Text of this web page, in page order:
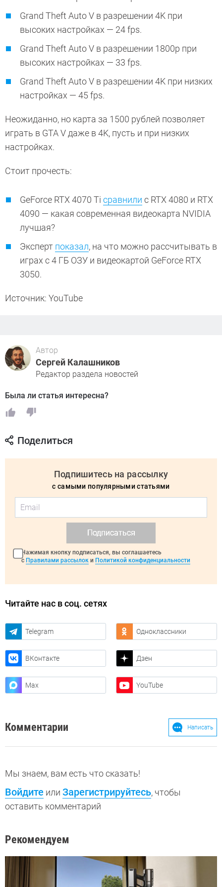
Grand Theft Auto V в разрешении 4K при
высоких настройках — 24 fps.
Grand Theft Auto V в разрешении 1800p при
высоких настройках — 33 fps.
Grand Theft Auto V в разрешении 4K при низких
настройках — 45 fps.
Неожиданно, но карта за 1500 рублей позволяет
играть в GTA V даже в 4K, пусть и при низких
настройках.
Стоит прочесть:
GeForce RTX 4070 Ti сравнили с RTX 4080 и RTX
4090 — какая современная видеокарта NVIDIA
лучшая?
Эксперт показал, на что можно рассчитывать в
играх с 4 ГБ ОЗУ и видеокартой GeForce RTX
3050.
Источник: YouTube
Автор
Сергей Калашников
Редактор раздела новостей
Была ли статья интересна?
Поделиться
Подпишитесь на рассылку
с самыми популярными статьями
Подписаться
Нажимая кнопку подписаться, вы соглашаетесь
с Правилами рассылок и Политикой конфиденциальности
Читайте нас в соц. сетях
Telegram Одноклассники
ВКонтакте Дзен
Max YouTube
Комментарии Написать
Мы знаем, вам есть что сказать!
Войдите или Зарегистрируйтесь, чтобы
оставить комментарий
Рекомендуем